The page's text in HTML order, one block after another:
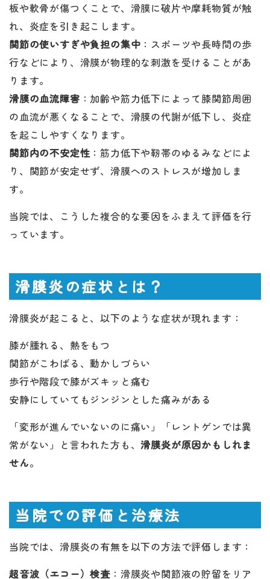
板や軟骨が傷つくことで、滑膜に破片や摩耗物質が触
れ、炎症を引き起こします。
関節の使いすぎや負担の集中 ：スポーツや長時間の歩
行などにより、滑膜が物理的な刺激を受けることがあ
ります。
滑膜の血流障害 ：加齢や筋力低下によって膝関節周囲
の血流が悪くなることで、滑膜の代謝が低下し、炎症
を起こしやすくなります。
関節内の不安定性：筋力低下や靭帯のゆるみなどによ
り、関節が安定せず、滑膜へのストレスが増加しま
す。
当院では、こうした複合的な要因をふまえて評価を行
っています。
滑膜炎の症状とは？
滑膜炎が起こると、以下のような症状が現れます：
膝が腫れる、熱をもつ
関節がこわばる、動かしづらい
歩行や階段で膝がズキッと痛む
安静にしていてもジンジンとした痛みがある
「変形が進んでいないのに痛い」「レントゲンでは異
常がない」と言われた方も、滑膜炎が原因かもしれま
せん。
当院での評価と治療法
当院では、滑膜炎の有無を以下の方法で評価します：
超音波（エコー）検査 ：滑膜炎や関節液の貯留をリア